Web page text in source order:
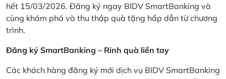
hết 15/03/2026. Đăng ký ngay BIDV SmartBanking và
cùng khám phá và thu thập quà tặng hấp dẫn từ chương
trình.
Đăng ký SmartBanking – Rinh quà liền tay
Các khách hàng đăng ký mới dịch vụ BIDV SmartBanking